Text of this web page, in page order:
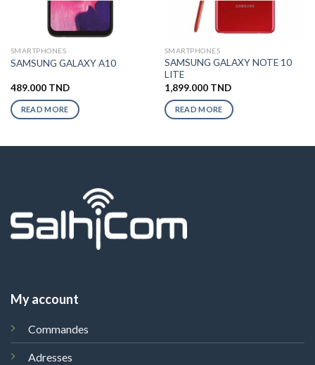
SMARTPHONES
SAMSUNG GALAXY A10
489.000 TND
READ MORE
SMARTPHONES
SAMSUNG GALAXY NOTE 10
LITE
1,899.000 TND
READ MORE
My account
Commandes
Adresses